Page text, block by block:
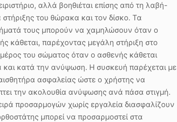
αλλά βοηθιέται επίσης από τη λαβή-
του θώρακα και τον δίσκο. Τα
τους μπορούν να χαμηλώσουν όταν ο
κάθεται, παρέχοντας μεγάλη στήριξη στο
του σώματος όταν ο ασθενής κάθεται
και κατά την ανύψωση. Η συσκευή παρέχεται με
ασφαλείας ώστε ο χρήστης να
την ακολουθία ανύψωσης ανά πάσα στιγμή.
προσαρμογών χωρίς εργαλεία διασφαλίζουν
μπορεί να προσαρμοστεί στα